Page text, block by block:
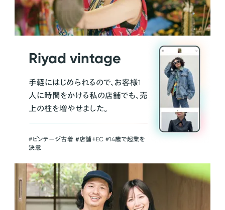
Riyad vintage
手軽にはじめられるので、お客様1
人に時間をかける私の店舗でも、売
上の柱を増やせました。
#ビンテージ古着 ＃店舗＋EC #14歳で起業を
決意